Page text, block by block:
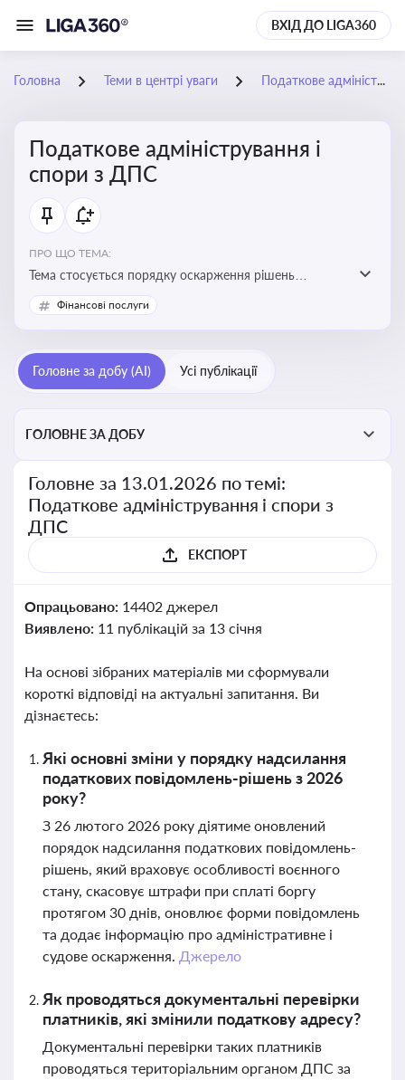
ВХІД ДО LIGA360
Головна Теми в центрі уваги Податкове адміністрування і спори з ДПС
Податкове адміністрування і
спори з ДПС
ПРО ЩО ТЕМА:
Тема стосується порядку оскарження рішень
податкових органів, що виникають внаслідок
податкових перевірок, та механізмів захисту прав
Фінансові послуги
Головне за добу (AI) Усі публікації
ГОЛОВНЕ ЗА ДОБУ
Головне за 13.01.2026 по темі:
Податкове адміністрування і спори з
ДПС
ЕКСПОРТ
Опрацьовано: 14402 джерел
Виявлено: 11 публікацій за 13 січня
На основі зібраних матеріалів ми сформували
короткі відповіді на актуальні запитання. Ви
дізнаєтесь:
Які основні зміни у порядку надсилання
податкових повідомлень-рішень з 2026
року?
З 26 лютого 2026 року діятиме оновлений
порядок надсилання податкових повідомлень-
рішень, який враховує особливості воєнного
стану, скасовує штрафи при сплаті боргу
протягом 30 днів, оновлює форми повідомлень
та додає інформацію про адміністративне і
судове оскарження. Джерело
Як проводяться документальні перевірки
платників, які змінили податкову адресу?
Документальні перевірки таких платників
проводяться територіальним органом ДПС за